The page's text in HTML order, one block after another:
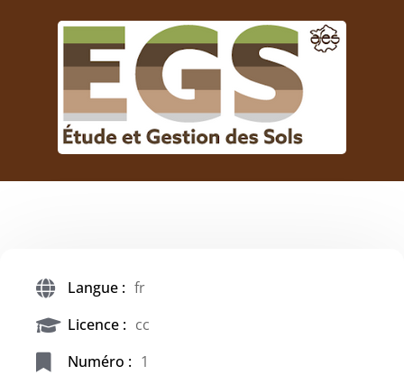
Langue : fr
Licence : cc
Numéro : 1